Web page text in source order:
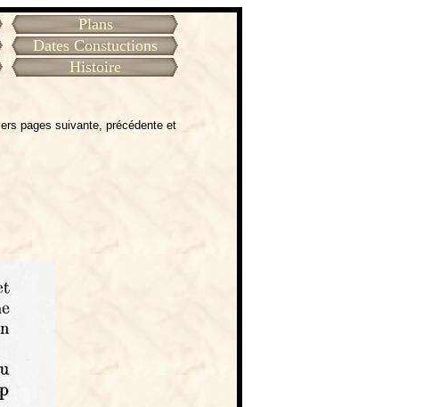
Plans
Dates Constuctions
Histoire
pages suivante, précédente et